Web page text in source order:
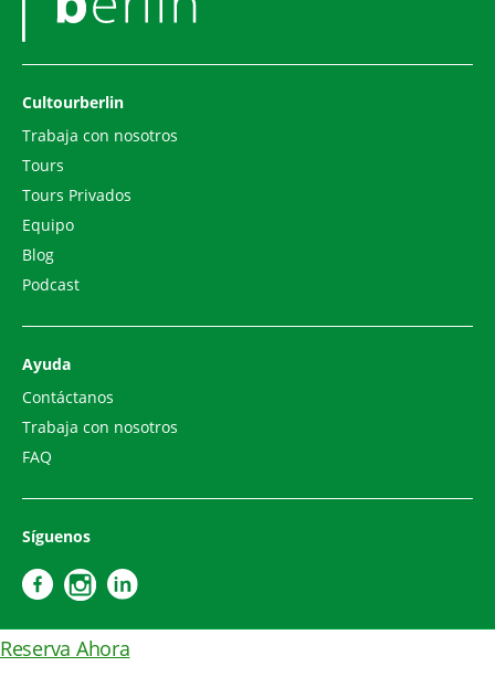
Cultourberlin
Trabaja con nosotros
Tours
Tours Privados
Equipo
Blog
Podcast
Ayuda
Contáctanos
Trabaja con nosotros
FAQ
Síguenos
Reserva Ahora